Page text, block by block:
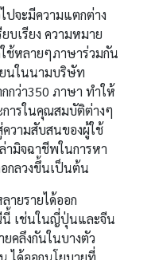
ปจะมีความแตกต่าง
บเรียง ความหมาย
ใช้หลายๆภาษาร่วมกัน
นในนามบริษัท
กว่า350 ภาษา ทำให้
การในคุณสมบัติต่างๆ
วามสับสนของผู้ใช้
ามิจฉาชีพในการหา
กลวงขึ้นเป็นต้น
ายรายได้ออก
นี้ เช่นในญี่ปุ่นและจีน
คลึงกันในบางตัว